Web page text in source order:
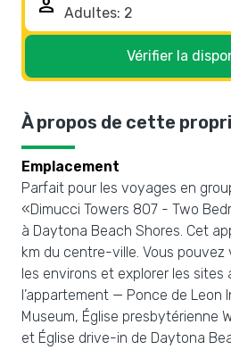
person
Vérifier la
À propos de cette
Emplacement
Parfait pour les voyages en
«Dimucci Towers 807 - Two
à Daytona Beach Shores. Cet
km du centre-ville. Vous pouvez
les environs et explorer les sites
l’appartement — Ponce de Leon
Museum, Église presbytérienne
et Église drive-in de Daytona